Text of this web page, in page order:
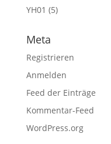
YH01 (5)
Meta
Registrieren
Anmelden
Feed der Einträge
Kommentar-Feed
WordPress.org